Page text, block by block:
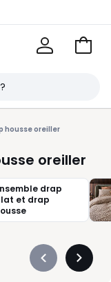
Voir
housse oreiller
oreiller
drap
et drap
Précédent